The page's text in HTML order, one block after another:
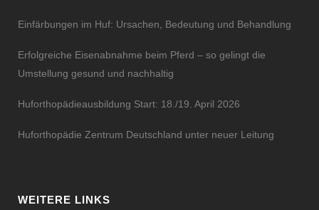
Einfärbungen im Huf: Ursachen, Bedeutung und Behandlung
Erfolgreiche Eisenabnahme beim Pferd – so gelingt die
Umstellung gesund und nachhaltig
Huforthopädieausbildung Start: 18./19. April 2026
Huforthopädie Zentrum Deutschland unter neuer Leitung
WEITERE LINKS